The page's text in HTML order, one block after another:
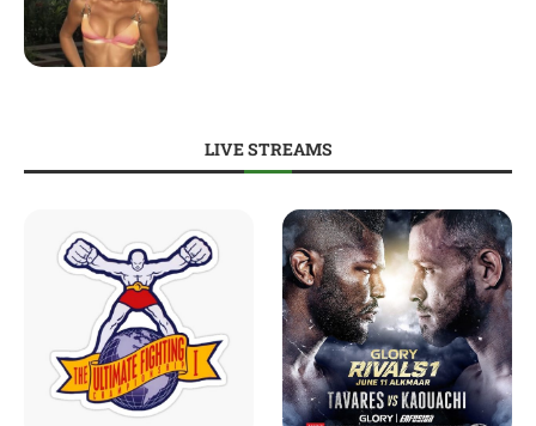
LIVE STREAMS